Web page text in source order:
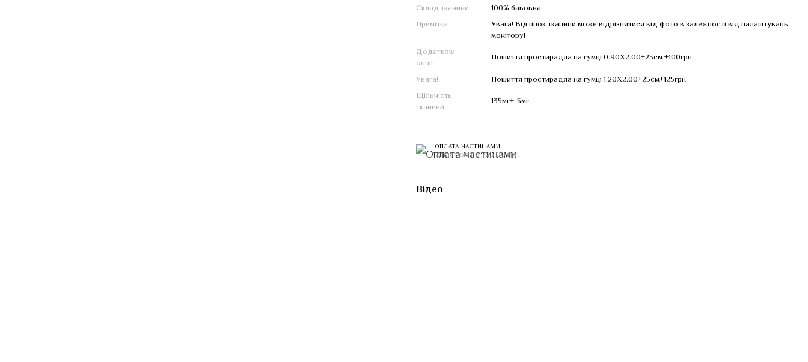
Склад тканини
100% бавовна
Примітка
Увага! Відтінок тканини може відрізнятися від фото в залежності від налаштувань
монітору!
Додаткові
опції
Пошиття простирадла на гумці 0.90Х2.00+25см +100грн
Увага!
Пошиття простирадла на гумці 1.20Х2.00+25см+125грн
Щільність
тканини
135мг+-5мг
ОПЛАТА ЧАСТИНАМИ
2 платежі по 725.00 грн
Відео